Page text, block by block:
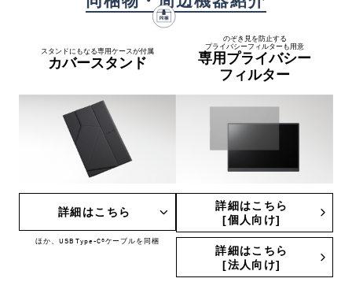
スタンドにもなる専用ケースが付属
カバースタンド
詳細はこちら
ほか、USB Type-C®ケーブルを同梱
のぞき見を防止する
プライバシーフィルターも用意
専用プライバシー
フィルター
詳細はこちら
[個人向け]
詳細はこちら
[法人向け]